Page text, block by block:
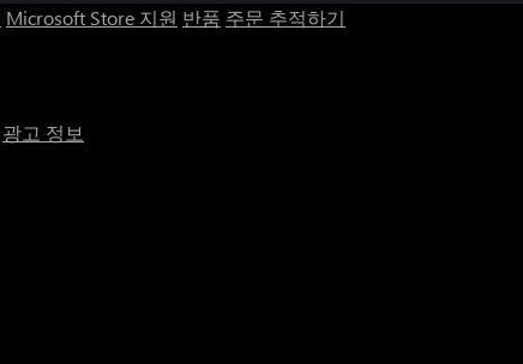
Microsoft Store 지원 반품 주문 추적하기
광고 정보